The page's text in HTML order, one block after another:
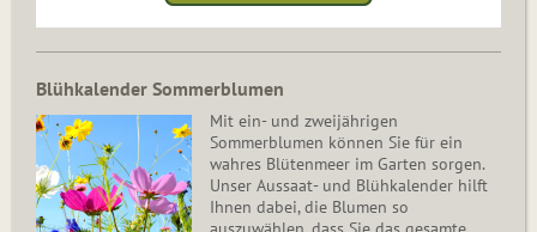
Blühkalender Sommerblumen
Mit ein- und zweijährigen
Sommerblumen können Sie für ein
wahres Blütenmeer im Garten sorgen.
Unser Aussaat- und Blühkalender hilft
Ihnen dabei, die Blumen so